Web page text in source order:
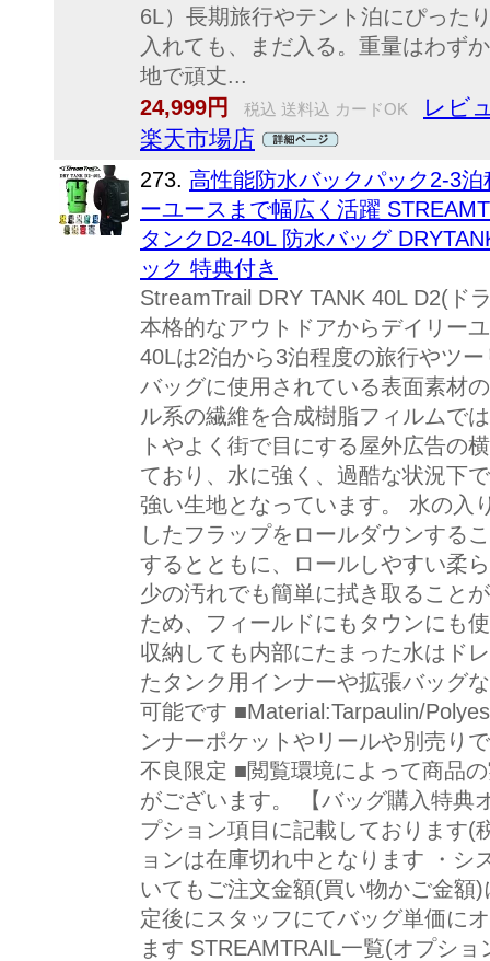
6L）長期旅行やテント泊にぴった
入れても、まだ入る。重量はわず
地で頑丈...
24,999円
税込 送料込 カードOK
レビ
楽天市場店
273. 高性能防水バックパック2-3
ーユースまで幅広く活躍
タンクD2-40L 防水バッグ
ック 特典付き
StreamTrail DRY TANK 40L D2(ド
本格的なアウトドアからデイリー
40Lは2泊から3泊程度の旅行やツ
バッグに使用されている表面素材
ル系の繊維を合成樹脂フィルムで
トやよく街で目にする屋外広告の
ており、水に強く、過酷な状況下
強い生地となっています。 水の入
したフラップをロールダウンする
するとともに、ロールしやすい柔
少の汚れでも簡単に拭き取ること
ため、フィールドにもタウンにも
収納しても内部にたまった水はド
たタンク用インナーや拡張バッグ
可能です ■Material:Tarpaulin/
ンナーポケットやリールや別売り
不良限定 ■閲覧環境によって商品
がございます。 【バッグ購入特典
プション項目に記載しております(
ョンは在庫切れ中となります ・シ
いてもご注文金額(買い物かご金額
定後にスタッフにてバッグ単価に
ます STREAMTRAIL一覧(オプシ